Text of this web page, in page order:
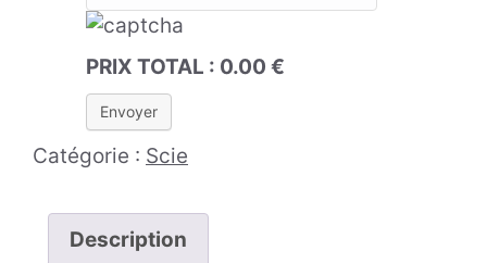
PRIX TOTAL : 0.00 €
Catégorie : Scie
Description